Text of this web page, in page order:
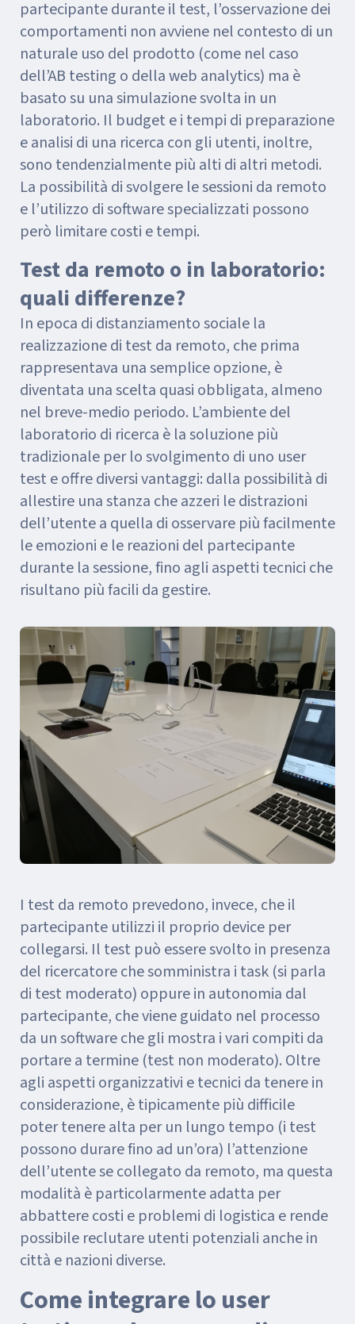
partecipante durante il test, l’osservazione dei
comportamenti non avviene nel contesto di un
naturale uso del prodotto (come nel caso
dell’AB testing o della web analytics) ma è
basato su una simulazione svolta in un
laboratorio. Il budget e i tempi di preparazione
e analisi di una ricerca con gli utenti, inoltre,
sono tendenzialmente più alti di altri metodi.
La possibilità di svolgere le sessioni da remoto
e l’utilizzo di software specializzati possono
però limitare costi e tempi.
Test da remoto o in laboratorio:
quali differenze?
In epoca di distanziamento sociale la
realizzazione di test da remoto, che prima
rappresentava una semplice opzione, è
diventata una scelta quasi obbligata, almeno
nel breve-medio periodo. L’ambiente del
laboratorio di ricerca è la soluzione più
tradizionale per lo svolgimento di uno user
test e offre diversi vantaggi: dalla possibilità di
allestire una stanza che azzeri le distrazioni
dell’utente a quella di osservare più facilmente
le emozioni e le reazioni del partecipante
durante la sessione, fino agli aspetti tecnici che
risultano più facili da gestire.
I test da remoto prevedono, invece, che il
partecipante utilizzi il proprio device per
collegarsi. Il test può essere svolto in presenza
del ricercatore che somministra i task (si parla
di test moderato) oppure in autonomia dal
partecipante, che viene guidato nel processo
da un software che gli mostra i vari compiti da
portare a termine (test non moderato). Oltre
agli aspetti organizzativi e tecnici da tenere in
considerazione, è tipicamente più difficile
poter tenere alta per un lungo tempo (i test
possono durare fino ad un’ora) l’attenzione
dell’utente se collegato da remoto, ma questa
modalità è particolarmente adatta per
abbattere costi e problemi di logistica e rende
possibile reclutare utenti potenziali anche in
città e nazioni diverse.
Come integrare lo user